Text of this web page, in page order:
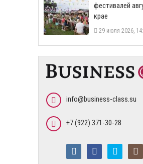
фестивалей
крае
29 июля 2026,
info@business-class.su
+7 (922) 371-30-28